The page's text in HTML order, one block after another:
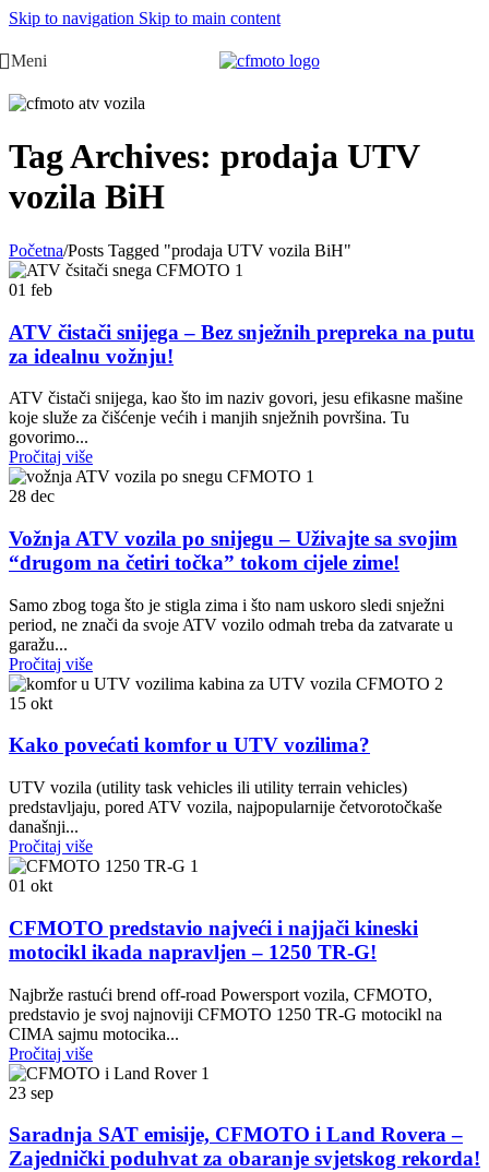
Skip to navigation Skip to main content
Meni
Tag Archives: prodaja UTV
vozila BiH
Početna/Posts Tagged "prodaja UTV vozila BiH"
01 feb
ATV čistači snijega – Bez snježnih prepreka na putu
za idealnu vožnju!
ATV čistači snijega, kao što im naziv govori, jesu efikasne mašine
koje služe za čišćenje većih i manjih snježnih površina. Tu
govorimo...
Pročitaj više
28 dec
Vožnja ATV vozila po snijegu – Uživajte sa svojim
“drugom na četiri točka” tokom cijele zime!
Samo zbog toga što je stigla zima i što nam uskoro sledi snježni
period, ne znači da svoje ATV vozilo odmah treba da zatvarate u
garažu...
Pročitaj više
15 okt
Kako povećati komfor u UTV vozilima?
UTV vozila (utility task vehicles ili utility terrain vehicles)
predstavljaju, pored ATV vozila, najpopularnije četvorotočkaše
današnji...
Pročitaj više
01 okt
CFMOTO predstavio najveći i najjači kineski
motocikl ikada napravljen – 1250 TR-G!
Najbrže rastući brend off-road Powersport vozila, CFMOTO,
predstavio je svoj najnoviji CFMOTO 1250 TR-G motocikl na
CIMA sajmu motocika...
Pročitaj više
23 sep
Saradnja SAT emisije, CFMOTO i Land Rovera –
Zajednički poduhvat za obaranje svjetskog rekorda!